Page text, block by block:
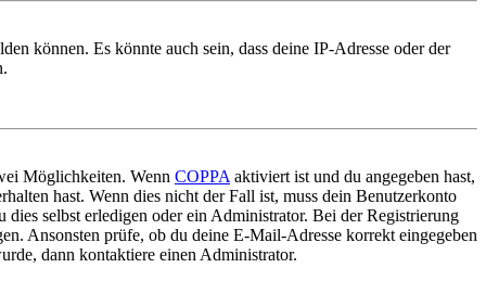
können. Es könnte auch sein, dass deine IP-Adresse oder der
Möglichkeiten. Wenn COPPA aktiviert ist und du angegeben hast,
hast. Wenn dies nicht der Fall ist, muss dein Benutzerkonto
selbst erledigen oder ein Administrator. Bei der Registrierung
Ansonsten prüfe, ob du deine E-Mail-Adresse korrekt eingegeben
dann kontaktiere einen Administrator.